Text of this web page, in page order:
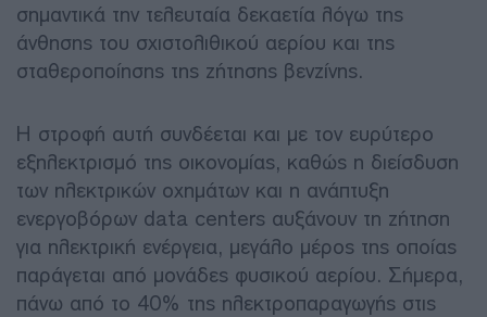
σημαντικά την τελευταία δεκαετία λόγω της
άνθησης του σχιστολιθικού αερίου και της
σταθεροποίησης της ζήτησης βενζίνης.
Η στροφή αυτή συνδέεται και με τον ευρύτερο
εξηλεκτρισμό της οικονομίας, καθώς η διείσδυση
των ηλεκτρικών οχημάτων και η ανάπτυξη
ενεργοβόρων data centers αυξάνουν τη ζήτηση
για ηλεκτρική ενέργεια, μεγάλο μέρος της οποίας
παράγεται από μονάδες φυσικού αερίου. Σήμερα,
πάνω από το 40% της ηλεκτροπαραγωγής στις